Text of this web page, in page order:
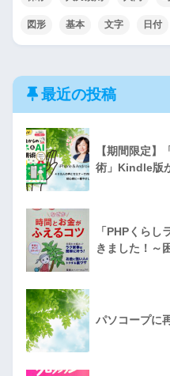
図形 基本 文字 日付
最近の投稿
【期間限定】
術」Kindle版
「PHPくら
きました！～
パソコープに